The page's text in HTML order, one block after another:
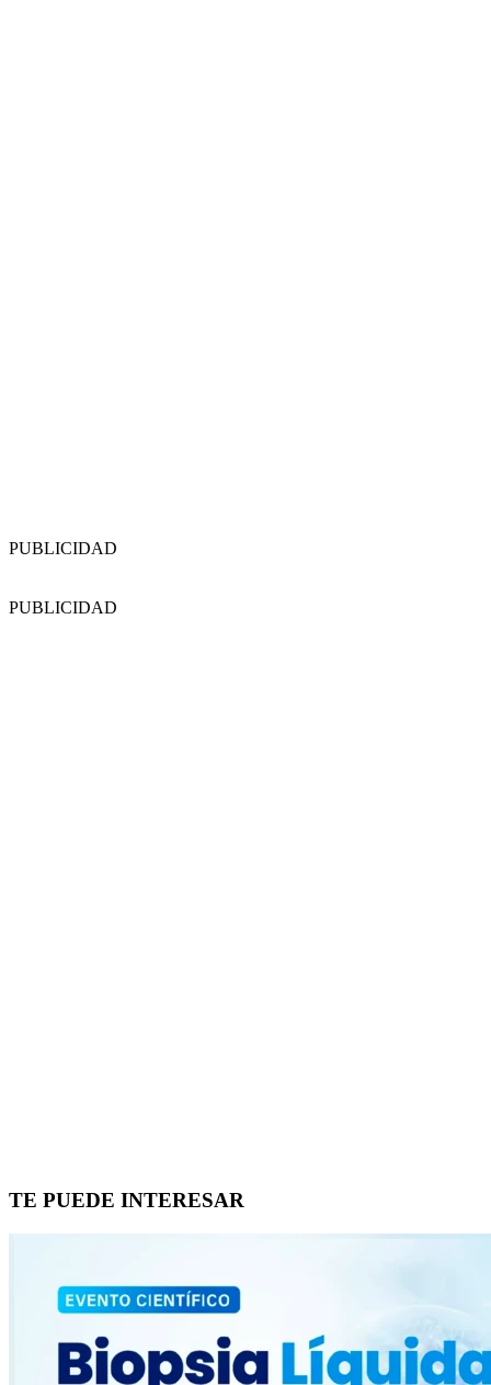
PUBLICIDAD
PUBLICIDAD
TE PUEDE INTERESAR